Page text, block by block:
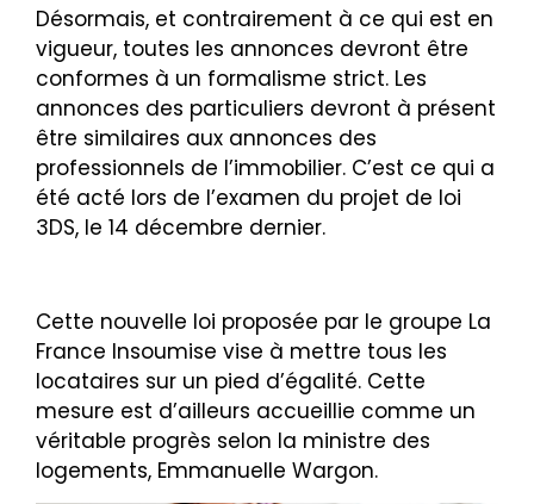
Désormais, et contrairement à ce qui est en
vigueur, toutes les annonces devront être
conformes à un formalisme strict. Les
annonces des particuliers devront à présent
être similaires aux annonces des
professionnels de l’immobilier. C’est ce qui a
été acté lors de l’examen du projet de loi
3DS, le 14 décembre dernier.
Cette nouvelle loi proposée par le groupe La
France Insoumise vise à mettre tous les
locataires sur un pied d’égalité. Cette
mesure est d’ailleurs accueillie comme un
véritable progrès selon la ministre des
logements, Emmanuelle Wargon.